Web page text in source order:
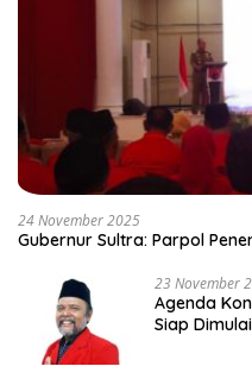
24 November 2025
Gubernur Sultra: Parpol
23 November
Agenda
Siap Dimulai